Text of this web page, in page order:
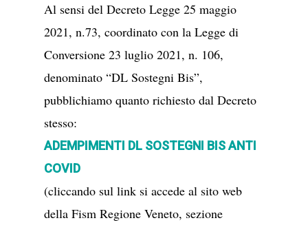
Al sensi del Decreto Legge 25 maggio
2021, n.73, coordinato con la Legge di
Conversione 23 luglio 2021, n. 106,
denominato “DL Sostegni Bis”,
pubblichiamo quanto richiesto dal Decreto
stesso:
ADEMPIMENTI DL SOSTEGNI BIS ANTI
COVID
(cliccando sul link si accede al sito web
della Fism Regione Veneto, sezione